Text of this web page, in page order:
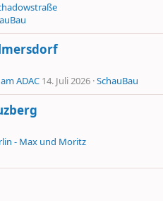
ADAC 14. Juli 2026 SchauBau
- Max und Moritz